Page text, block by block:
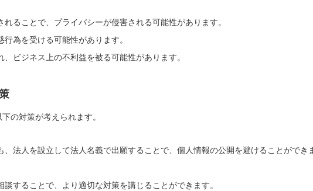
れることで、プライバシーが侵害される可能性があります。
為を受ける可能性があります。
、ビジネス上の不利益を被る可能性があります。
の対策が考えられます。
、法人を設立して法人名義で出願することで、個人情報の公開を避けることができ
談することで、より適切な対策を講じることができます。